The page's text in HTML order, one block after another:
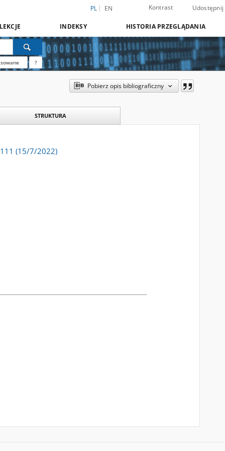
PL EN Kontrast Udostępnij
INDEKSY HISTORIA PRZEGLĄDANIA
?
Pobierz opis bibliograficzny
STRUKTURA
(15/7/2022)